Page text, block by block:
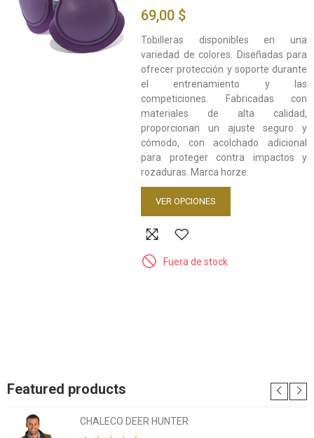
69,00 $
Tobilleras disponibles en una
variedad de colores. Diseñadas para
ofrecer protección y soporte durante
el entrenamiento y las
competiciones. Fabricadas con
materiales de alta calidad,
proporcionan un ajuste seguro y
cómodo, con acolchado adicional
para proteger contra impactos y
rozaduras. Marca horze.
VER OPCIONES
Fuera de stock
Featured products
CHALECO DEER HUNTER